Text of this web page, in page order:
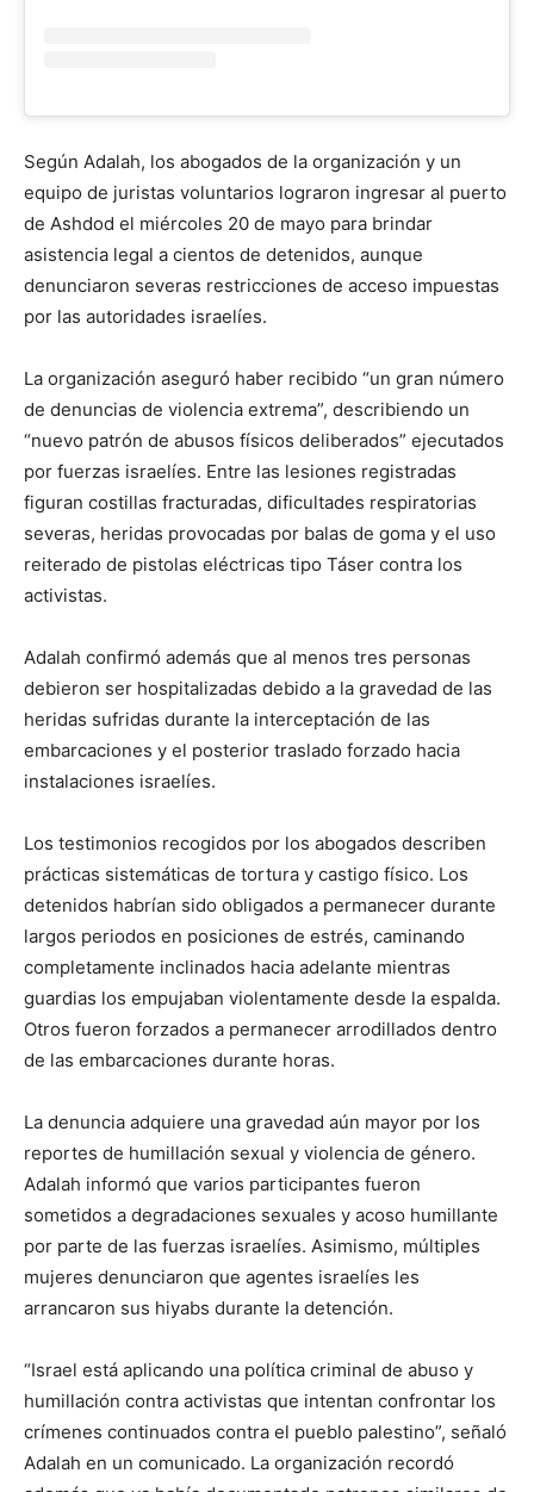
Según Adalah, los abogados de la organización y un
equipo de juristas voluntarios lograron ingresar al puerto
de Ashdod el miércoles 20 de mayo para brindar
asistencia legal a cientos de detenidos, aunque
denunciaron severas restricciones de acceso impuestas
por las autoridades israelíes.
La organización aseguró haber recibido “un gran número
de denuncias de violencia extrema”, describiendo un
“nuevo patrón de abusos físicos deliberados” ejecutados
por fuerzas israelíes. Entre las lesiones registradas
figuran costillas fracturadas, dificultades respiratorias
severas, heridas provocadas por balas de goma y el uso
reiterado de pistolas eléctricas tipo Táser contra los
activistas.
Adalah confirmó además que al menos tres personas
debieron ser hospitalizadas debido a la gravedad de las
heridas sufridas durante la interceptación de las
embarcaciones y el posterior traslado forzado hacia
instalaciones israelíes.
Los testimonios recogidos por los abogados describen
prácticas sistemáticas de tortura y castigo físico. Los
detenidos habrían sido obligados a permanecer durante
largos periodos en posiciones de estrés, caminando
completamente inclinados hacia adelante mientras
guardias los empujaban violentamente desde la espalda.
Otros fueron forzados a permanecer arrodillados dentro
de las embarcaciones durante horas.
La denuncia adquiere una gravedad aún mayor por los
reportes de humillación sexual y violencia de género.
Adalah informó que varios participantes fueron
sometidos a degradaciones sexuales y acoso humillante
por parte de las fuerzas israelíes. Asimismo, múltiples
mujeres denunciaron que agentes israelíes les
arrancaron sus hiyabs durante la detención.
“Israel está aplicando una política criminal de abuso y
humillación contra activistas que intentan confrontar los
crímenes continuados contra el pueblo palestino”, señaló
Adalah en un comunicado. La organización recordó